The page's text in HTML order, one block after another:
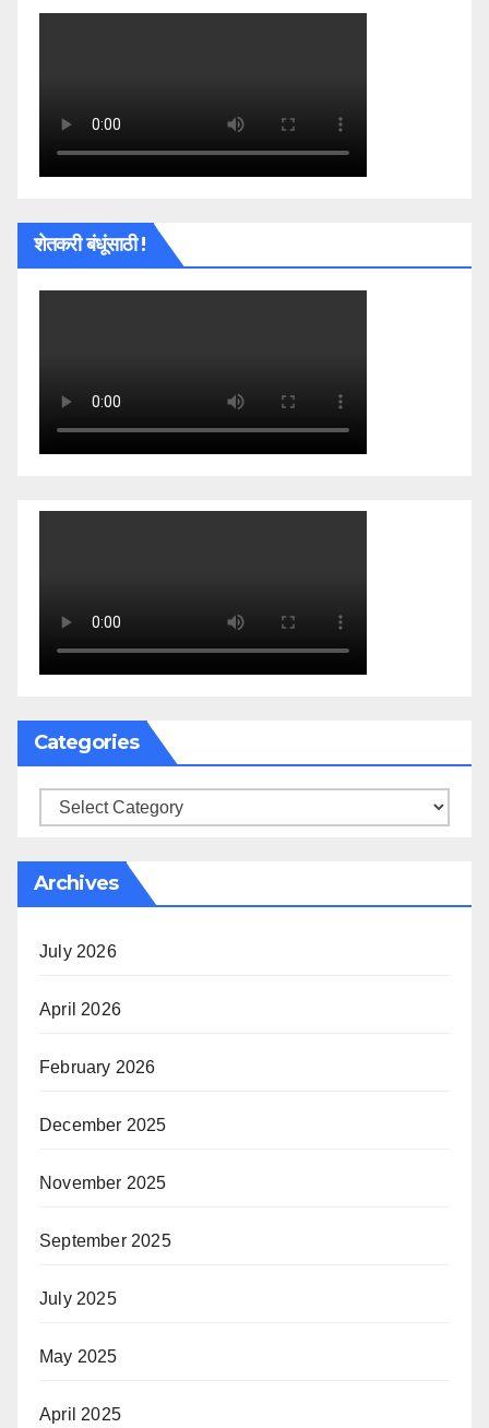
शेतकरी बंधूंसाठी !
Categories
Categories
Archives
July 2026
April 2026
February 2026
December 2025
November 2025
September 2025
July 2025
May 2025
April 2025